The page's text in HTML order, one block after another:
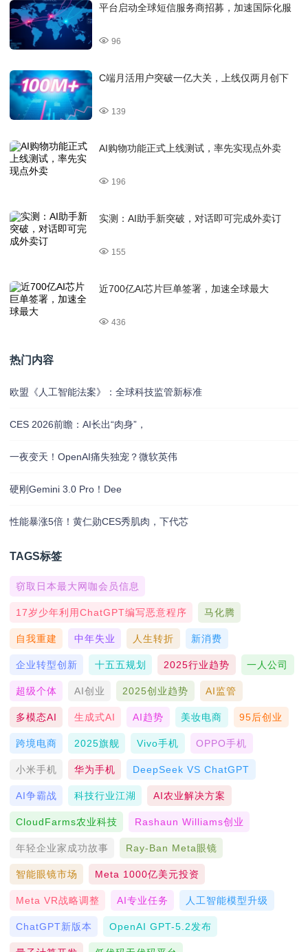
平台启动全球短信服务商招募，加速国际化服
96
C端月活用户突破一亿大关，上线仅两月创下
139
AI购物功能正式上线测试，率先实现点外卖
196
实测：AI助手新突破，对话即可完成外卖订
155
近700亿AI芯片巨单签署，加速全球最大
436
热门内容
欧盟《人工智能法案》：全球科技监管新标准
CES 2026前瞻：AI长出“肉身”，
一夜变天！OpenAI痛失独宠？微软英伟
硬刚Gemini 3.0 Pro！Dee
性能暴涨5倍！黄仁勋CES秀肌肉，下代芯
TAGS标签
窃取日本最大网咖会员信息
17岁少年利用ChatGPT编写恶意程序 马化腾
自我重建 中年失业 人生转折 新消费
企业转型创新 十五五规划 2025行业趋势 一人公司
超级个体 AI创业 2025创业趋势 AI监管
多模态AI 生成式AI AI趋势 美妆电商 95后创业
跨境电商 2025旗舰 Vivo手机 OPPO手机
小米手机 华为手机 DeepSeek VS ChatGPT
AI争霸战 科技行业江湖 AI农业解决方案
CloudFarms农业科技 Rashaun Williams创业
年轻企业家成功故事 Ray-Ban Meta眼镜
智能眼镜市场 Meta 1000亿美元投资
Meta VR战略调整 AI专业任务 人工智能模型升级
ChatGPT新版本 OpenAI GPT-5.2发布